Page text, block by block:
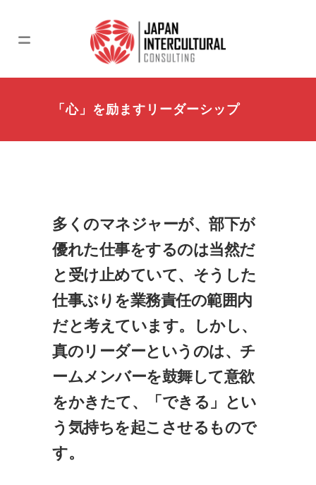
「心」を励ますリーダーシップ
多くのマネジャーが、部下が
優れた仕事をするのは当然だ
と受け止めていて、そうした
仕事ぶりを業務責任の範囲内
だと考えています。しかし、
真のリーダーというのは、チ
ームメンバーを鼓舞して意欲
をかきたて、「できる」とい
う気持ちを起こさせるもので
す。